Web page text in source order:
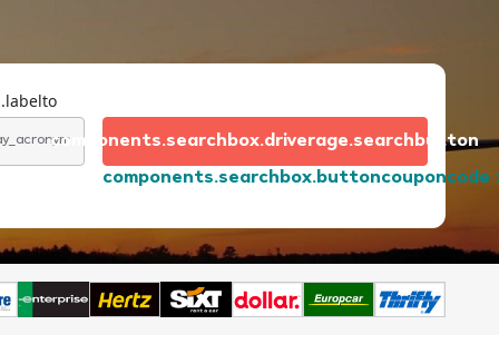
components.searchbox.buttoncouponcode
components.searchbox.driverage.searchbutton